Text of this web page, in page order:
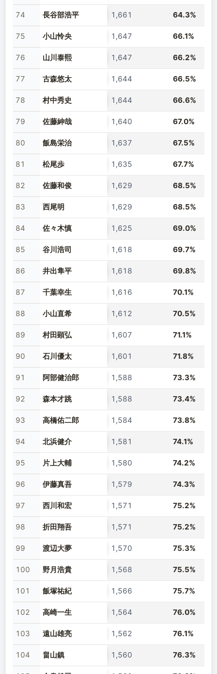
74 長谷部浩平 1,661 64.3%
75 小山怜央 1,647 66.1%
76 山川泰熙 1,647 66.2%
77 古森悠太 1,644 66.5%
78 村中秀史 1,644 66.6%
79 佐藤紳哉 1,640 67.0%
80 飯島栄治 1,637 67.5%
81 松尾歩 1,635 67.7%
82 佐藤和俊 1,629 68.5%
83 西尾明 1,629 68.5%
84 佐々木慎 1,625 69.0%
85 谷川浩司 1,618 69.7%
86 井出隼平 1,618 69.8%
87 千葉幸生 1,616 70.1%
88 小山直希 1,612 70.5%
89 村田顕弘 1,607 71.1%
90 石川優太 1,601 71.8%
91 阿部健治郎 1,588 73.3%
92 森本才跳 1,588 73.4%
93 高橋佑二郎 1,584 73.8%
94 北浜健介 1,581 74.1%
95 片上大輔 1,580 74.2%
96 伊藤真吾 1,579 74.3%
97 西川和宏 1,571 75.2%
98 折田翔吾 1,571 75.2%
99 渡辺大夢 1,570 75.3%
100 野月浩貴 1,568 75.5%
101 飯塚祐紀 1,566 75.7%
102 高崎一生 1,564 76.0%
103 遠山雄亮 1,562 76.1%
104 畠山鎮 1,560 76.3%